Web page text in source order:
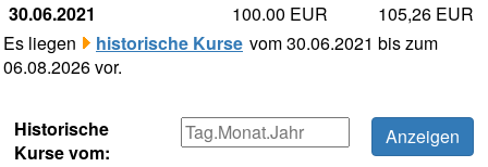
30.06.2021
100.00 EUR
105,26 EUR
Es liegen
historische Kurse vom 30.06.2021 bis zum
06.08.2026 vor.
Historische
Kurse vom: